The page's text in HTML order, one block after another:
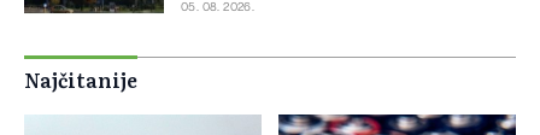
05. 08. 2026.
Najčitanije